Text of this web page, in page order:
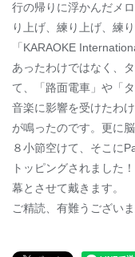
行の帰りに浮かんだメ
り上げ、練り上げ、練
「KARAOKE
あったわけではなく、
て、「路面電車」や「
音楽に影響を受けたわ
が鳴ったのです。更に
８小節空けて、そこに
トッピングされました
幕とさせて戴きます。
ご精読、有難うございま